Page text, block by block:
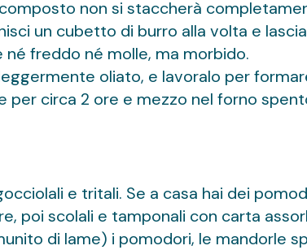
non si staccherà
un cubetto di burro alla volta e
freddo né molle, ma morbido.
oliato, e lavoralo per
per circa 2 ore e mezzo nel forno
e tritali. Se a casa hai dei
poi scolali e tamponali con carta
di lame) i pomodori, le mandorle